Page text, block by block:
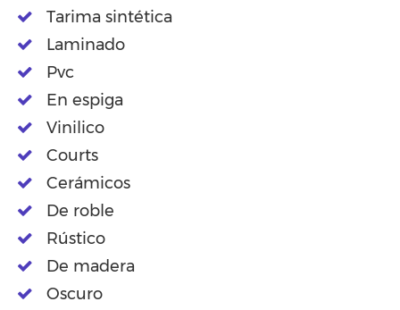
Tarima sintética
Laminado
Pvc
En espiga
Vinilico
Courts
Cerámicos
De roble
Rústico
De madera
Oscuro